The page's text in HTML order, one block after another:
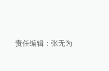
责任编辑： 张无为